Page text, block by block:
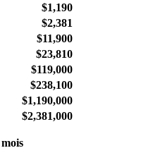
$1,190
$2,381
$11,900
$23,810
$119,000
$238,100
$1,190,000
$2,381,000